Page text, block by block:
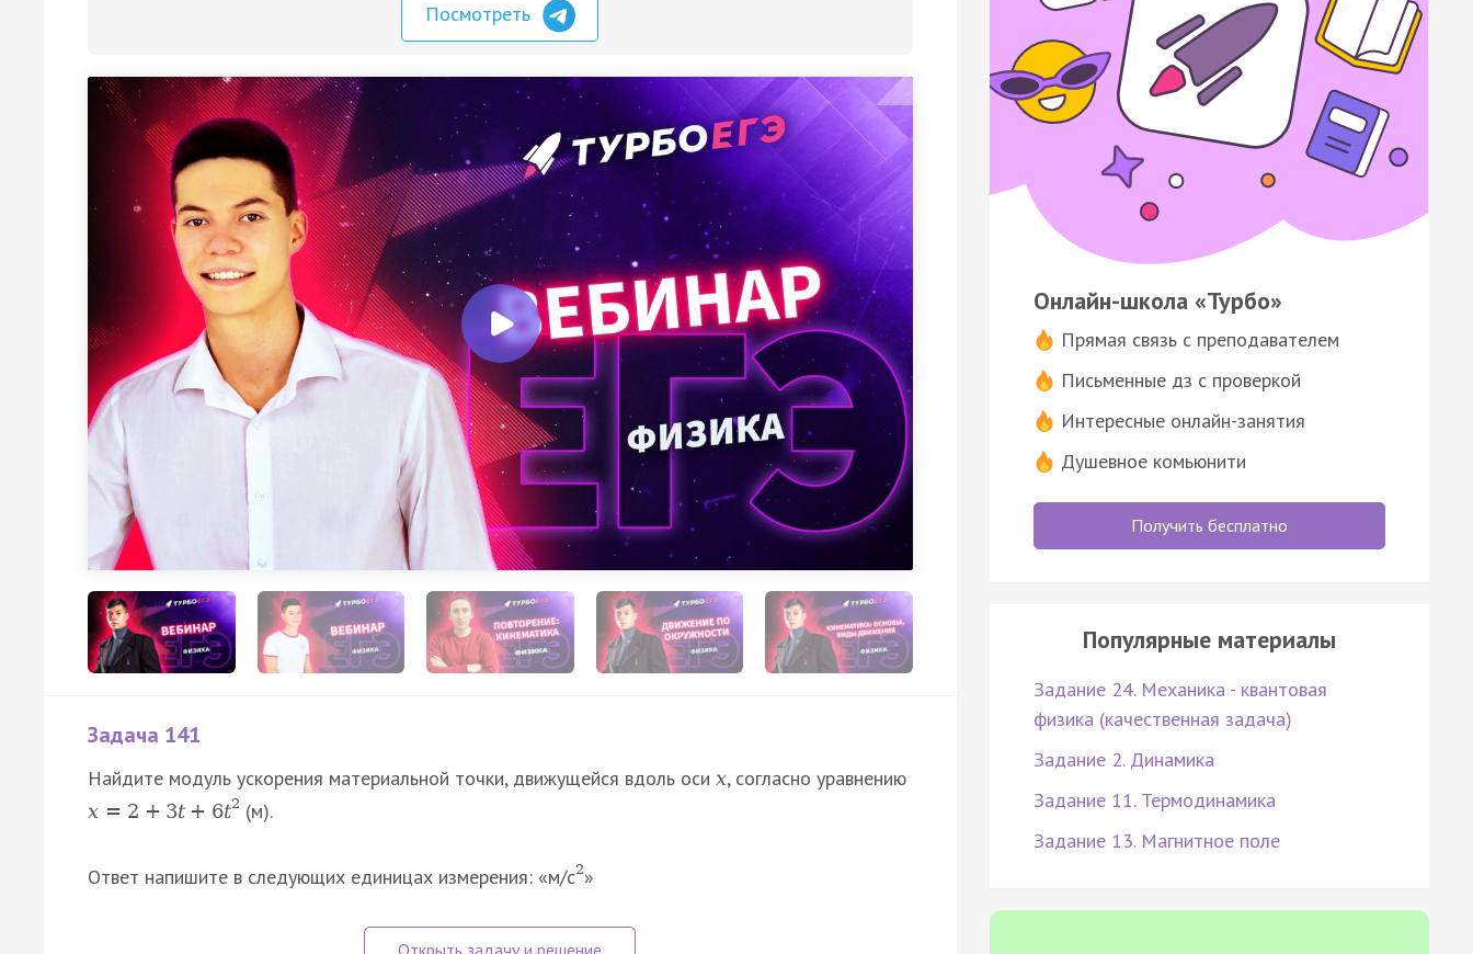
Посмотреть
Задача 141
Найдите модуль ускорения материальной точки, движущейся вдоль оси x, согласно уравнению
x = 2 + 3t + 6t2 (м).
Ответ напишите в следующих единицах измерения: «м/с2»
Онлайн-школа «Турбо»
Прямая связь с преподавателем
Письменные дз с проверкой
Интересные онлайн-занятия
Душевное комьюнити
Получить бесплатно
Популярные материалы
Задание 24. Механика - квантовая
физика (качественная задача)
Задание 2. Динамика
Задание 11. Термодинамика
Задание 13. Магнитное поле